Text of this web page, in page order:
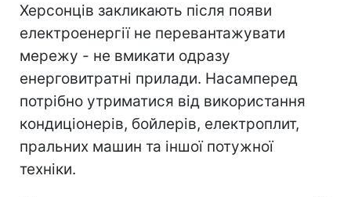
Херсонців закликають після появи
електроенергії не перевантажувати
мережу - не вмикати одразу
енерговитратні прилади. Насамперед
потрібно утриматися від використання
кондиціонерів, бойлерів, електроплит,
пральних машин та іншої потужної
техніки.